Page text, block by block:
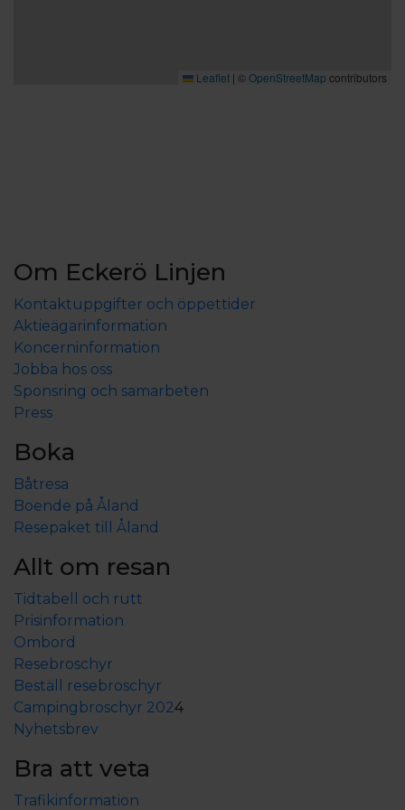
Leaflet | ©OpenStreetMap contributors
Om Eckerö Linjen
Kontaktuppgifter och öppettider
Aktieägarinformation
Koncerninformation
Jobba hos oss
Sponsring och samarbeten
Press
Boka
Båtresa
Boende på Åland
Resepaket till Åland
Allt om resan
Tidtabell och rutt
Prisinformation
Ombord
Resebroschyr
Beställ resebroschyr
Campingbroschyr 2024
Nyhetsbrev
Bra att veta
Trafikinformation